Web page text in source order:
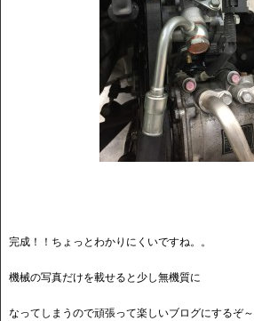
完成！！ちょっとわかりにくいですね。。
機械の写真だけを載せると少し無機質に
なってしまうので頑張って楽しいブログにするぞ